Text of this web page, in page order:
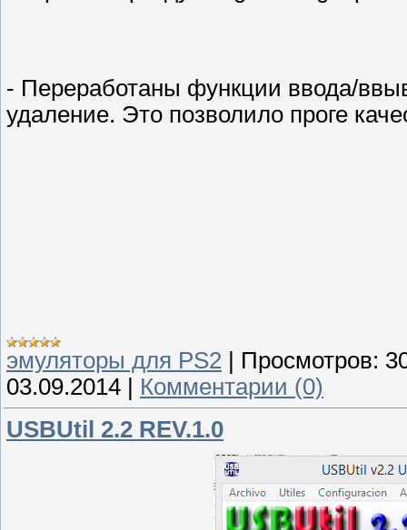
- Переработаны функции ввода/
удаление. Это позволило проге
эмуляторы для PS2 | Просмотров:
03.09.2014 | Комментарии (0)
USBUtil 2.2 REV.1.0